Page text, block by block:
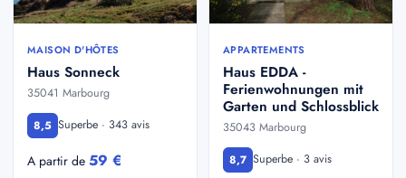
MAISON D'HÔTES
Haus Sonneck
35041 Marbourg
8,5 Superbe · 343 avis
A partir de 59 €
APPARTEMENTS
Haus EDDA -
Ferienwohnungen mit
Garten und Schlossblick
35043 Marbourg
8,7 Superbe · 3 avis